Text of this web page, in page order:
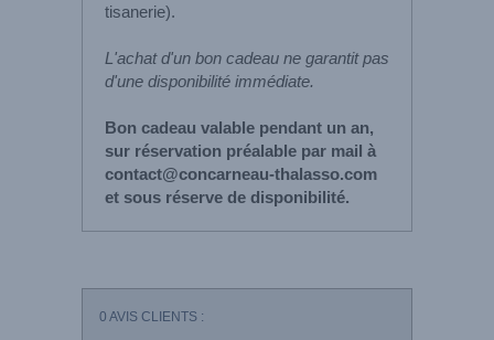
tisanerie).
L'achat d'un bon cadeau ne garantit pas
d'une disponibilité immédiate.
Bon cadeau valable pendant un an,
sur réservation préalable par mail à
contact@concarneau-thalasso.com
et sous réserve de disponibilité.
0 AVIS CLIENTS :